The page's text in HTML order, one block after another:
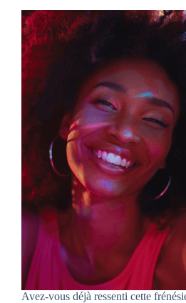
Avez-vous déjà ressenti cette